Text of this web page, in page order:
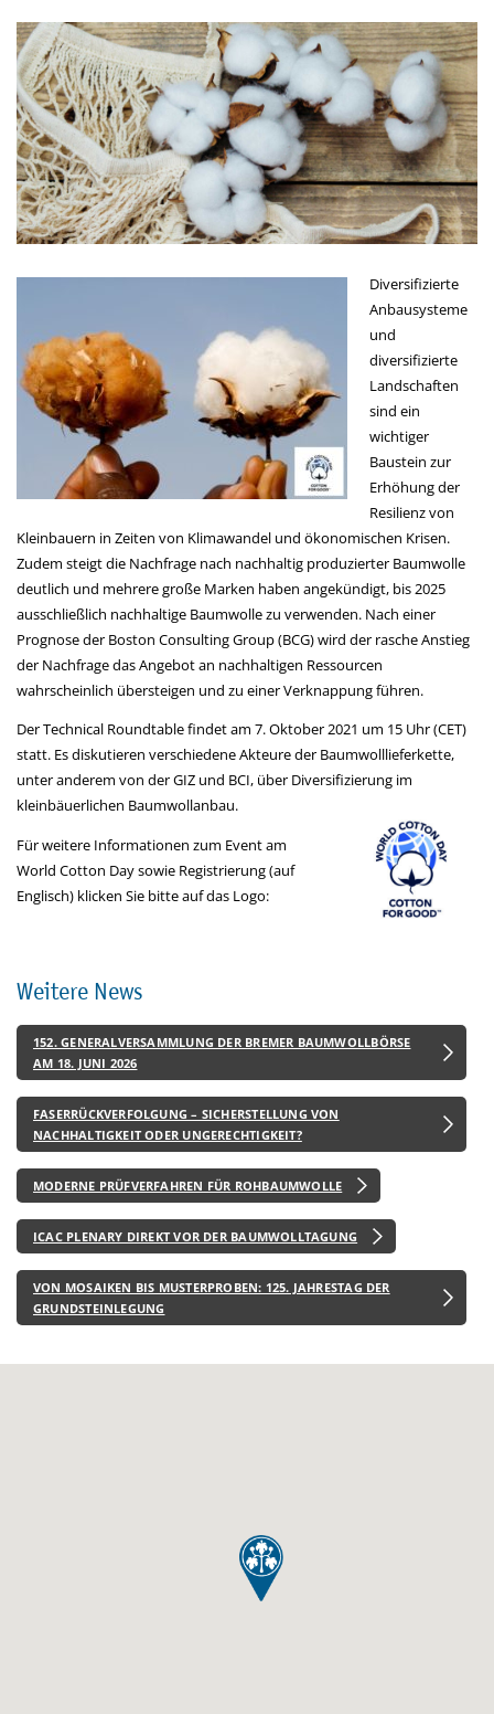
Diversifizierte
Anbausysteme
und
diversifizierte
Landschaften
sind ein
wichtiger
Baustein zur
Erhöhung der
Resilienz von
Kleinbauern in Zeiten von Klimawandel und ökonomischen Krisen.
Zudem steigt die Nachfrage nach nachhaltig produzierter Baumwolle
deutlich und mehrere große Marken haben angekündigt, bis 2025
ausschließlich nachhaltige Baumwolle zu verwenden. Nach einer
Prognose der Boston Consulting Group (BCG) wird der rasche Anstieg
der Nachfrage das Angebot an nachhaltigen Ressourcen
wahrscheinlich übersteigen und zu einer Verknappung führen.
Der Technical Roundtable findet am 7. Oktober 2021 um 15 Uhr (CET)
statt. Es diskutieren verschiedene Akteure der Baumwolllieferkette,
unter anderem von der GIZ und BCI, über Diversifizierung im
kleinbäuerlichen Baumwollanbau.
Für weitere Informationen zum Event am
World Cotton Day sowie Registrierung (auf
Englisch) klicken Sie bitte auf das Logo:
Weitere News
152. GENERALVERSAMMLUNG DER BREMER BAUMWOLLBÖRSE
AM 18. JUNI 2026
FASERRÜCKVERFOLGUNG – SICHERSTELLUNG VON
NACHHALTIGKEIT ODER UNGERECHTIGKEIT?
MODERNE PRÜFVERFAHREN FÜR ROHBAUMWOLLE
ICAC PLENARY DIREKT VOR DER BAUMWOLLTAGUNG
VON MOSAIKEN BIS MUSTERPROBEN: 125. JAHRESTAG DER
GRUNDSTEINLEGUNG